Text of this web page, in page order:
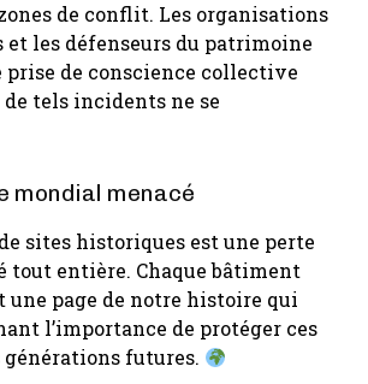
de conflit. Les organisations
les défenseurs du patrimoine
prise de conscience collective
tels incidents ne se
mondial menacé
sites historiques est une perte
tout entière. Chaque bâtiment
une page de notre histoire qui
l’importance de protéger ces
générations futures.